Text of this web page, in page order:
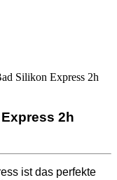
schnell eine
und deine
nehmen.
Silikon Express 2h
2h
ist das perfekte